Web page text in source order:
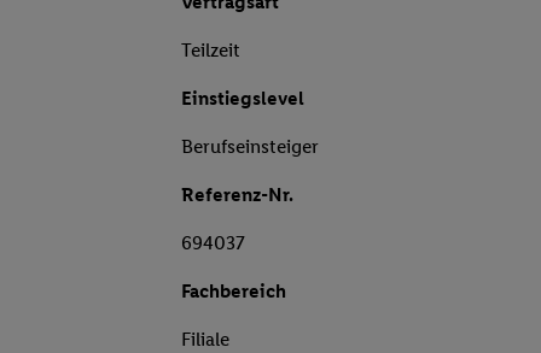
Teilzeit
Einstiegslevel
Berufseinsteiger
Referenz-Nr.
694037
Fachbereich
Filiale